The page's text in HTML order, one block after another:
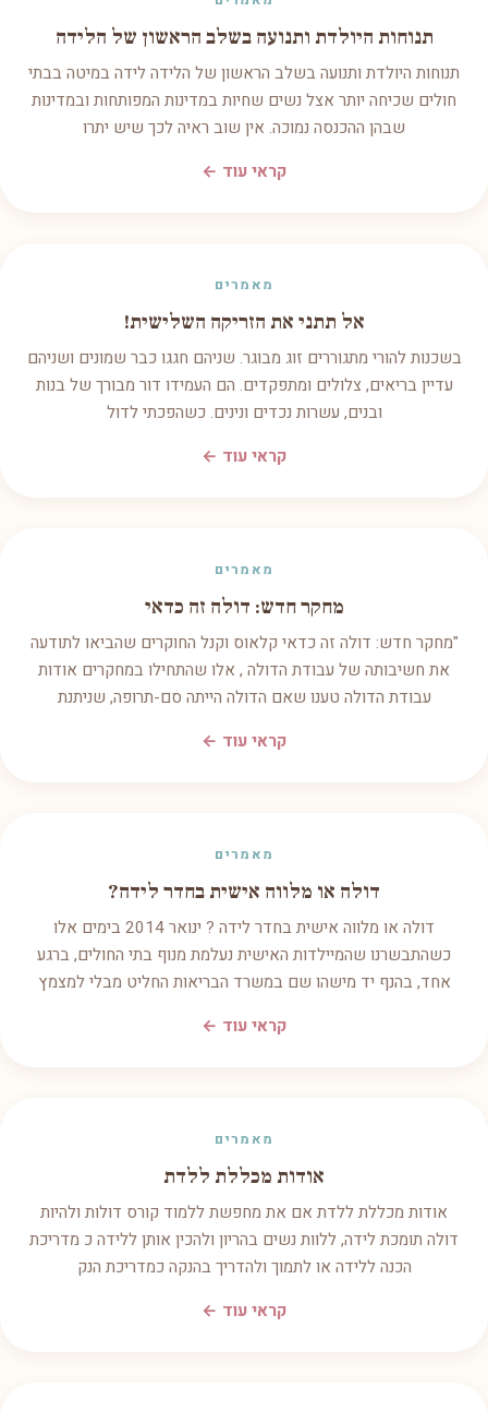
תנוחות היולדת ותנועה בשלב הראשון של הלידה
תנוחות היולדת ותנועה בשלב הראשון של הלידה לידה במיטה בבתי
חולים שכיחה יותר אצל נשים שחיות במדינות המפותחות ובמדינות
שבהן ההכנסה נמוכה. אין שוב ראיה לכך שיש יתרו
קראי עוד ←
מאמרים
אל תתני את הזריקה השלישית!
בשכנות להורי מתגוררים זוג מבוגר. שניהם חגגו כבר שמונים ושניהם
עדיין בריאים, צלולים ומתפקדים. הם העמידו דור מבורך של בנות
ובנים, עשרות נכדים ונינים. כשהפכתי לדול
קראי עוד ←
מאמרים
מחקר חדש: דולה זה כדאי
"מחקר חדש: דולה זה כדאי קלאוס וקנל החוקרים שהביאו לתודעה
את חשיבותה של עבודת הדולה , אלו שהתחילו במחקרים אודות
עבודת הדולה טענו שאם הדולה הייתה סם-תרופה, שניתנת
קראי עוד ←
מאמרים
דולה או מלווה אישית בחדר לידה?
דולה או מלווה אישית בחדר לידה ? ינואר 2014 בימים אלו
כשהתבשרנו שהמיילדות האישית נעלמת מנוף בתי החולים, ברגע
אחד, בהנף יד מישהו שם במשרד הבריאות החליט מבלי למצמץ
קראי עוד ←
מאמרים
אודות מכללת ללדת
אודות מכללת ללדת אם את מחפשת ללמוד קורס דולות ולהיות
דולה תומכת לידה, ללוות נשים בהריון ולהכין אותן ללידה כ מדריכת
הכנה ללידה או לתמוך ולהדריך בהנקה כמדריכת הנק
קראי עוד ←